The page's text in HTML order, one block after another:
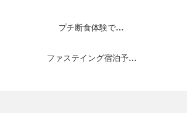
プチ断食体験で美しく健康に詳しくは
ファステイング宿泊予約はこちら